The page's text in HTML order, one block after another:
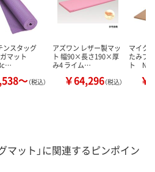
ンスタッグ
マット
～（税込）
アズワン レザー製マッ
ト 幅90×長さ190×厚
み4 ライム…
￥64,296（税込）
マイク
たみプ
ト
￥
マット」に関連するピンポイン